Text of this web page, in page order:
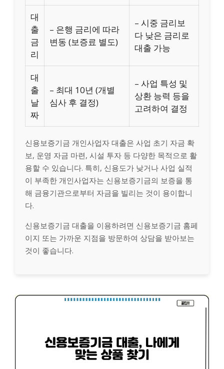
대
출
금
리
– 은행 금리에 따라
변동 (보증료 별도)
– 시중 금리보
다 낮은 금리로
대출 가능
대
출
날
짜
– 최대 10년 (개별
심사 후 결정)
– 사업 특성 및
상환 능력 등을
고려하여 결정
신용보증기금 개인사업자 대출은 사업 초기 자금 확
보, 운영 자금 마련, 시설 투자 등 다양한 목적으로 활
용할 수 있습니다. 특히, 신용도가 낮거나 사업 실적
이 부족한 개인사업자는 신용보증기금의 보증을 통
해 금융기관으로부터 자금을 빌리는 것이 용이합니
다.
신용보증기금 대출을 이용하려면 신용보증기금 홈페
이지 또는 가까운 지점을 방문하여 상담을 받아보는
것이 좋습니다.